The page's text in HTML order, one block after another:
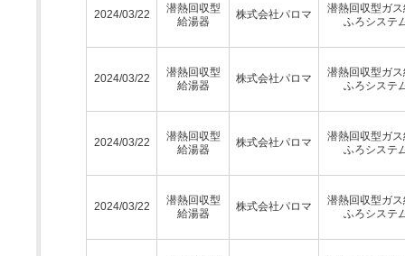
2024/03/22
潜熱回収型
給湯器
株式会社パロマ
潜熱回収型ガ
ふろシステ
2024/03/22
潜熱回収型
給湯器
株式会社パロマ
潜熱回収型ガ
ふろシステ
2024/03/22
潜熱回収型
給湯器
株式会社パロマ
潜熱回収型ガ
ふろシステ
2024/03/22
潜熱回収型
給湯器
株式会社パロマ
潜熱回収型ガ
ふろシステ